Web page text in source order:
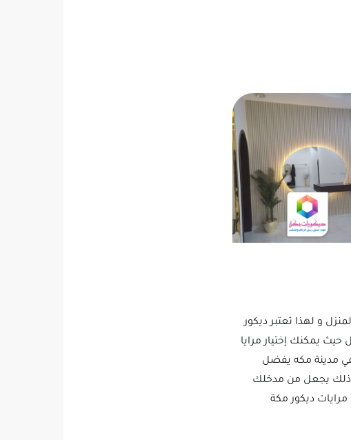
و لهذا تعتبر ديكور
حيث يمكنك إختيار مرايا
مدينة مكه يفضل
ذلك يجعل من مدخلك
ديكور مكة